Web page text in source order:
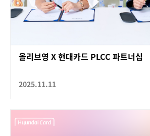
올리브영 X 현대카드 PLCC 파트너십
2025.11.11